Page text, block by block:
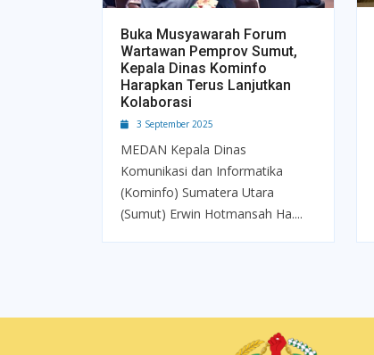
Buka Musyawarah Forum
Wartawan Pemprov Sumut,
Kepala Dinas Kominfo
Harapkan Terus Lanjutkan
Kolaborasi
3 September 2025
MEDAN Kepala Dinas
Komunikasi dan Informatika
(Kominfo) Sumatera Utara
(Sumut) Erwin Hotmansah Ha....